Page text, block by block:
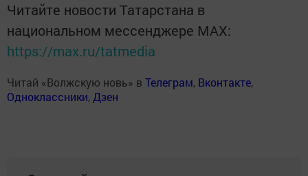
Читайте новости Татарстана в
национальном мессенджере MАХ:
https://max.ru/tatmedia
Читай «Волжскую новь» в Телеграм, Вконтакте,
Одноклассники,Дзен